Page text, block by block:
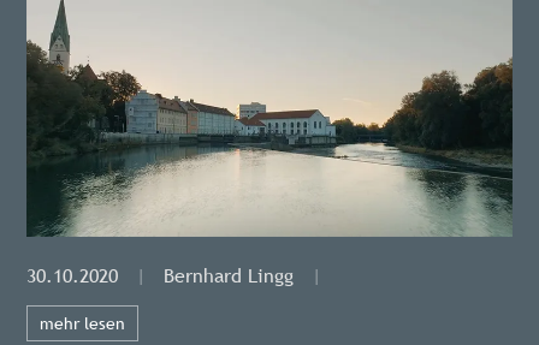
30.10.2020 | Bernhard Lingg |
mehr lesen